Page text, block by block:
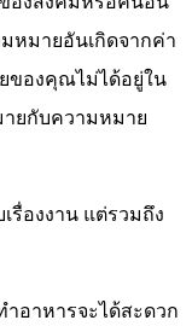
หมายอันเกิดจากค่า
ของคุณไม่ได้อยู่ใน
ายกับความหมาย
รื่องงาน แต่รวมถึง
ำอาหารจะได้สะดวก